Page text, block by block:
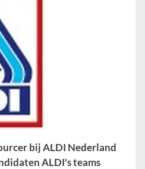
bij ALDI Nederland
ALDI's teams